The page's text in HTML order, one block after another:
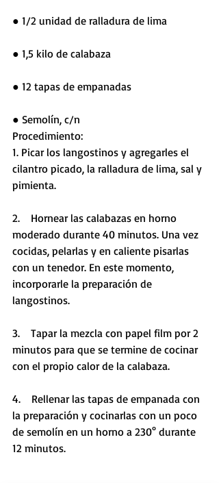
● 1/2 unidad de ralladura de lima
● 1,5 kilo de calabaza
● 12 tapas de empanadas
● Semolín, c/n
Procedimiento:
1. Picar los langostinos y agregarles el
cilantro picado, la ralladura de lima, sal y
pimienta.
2.    Hornear las calabazas en horno
moderado durante 40 minutos. Una vez
cocidas, pelarlas y en caliente pisarlas
con un tenedor. En este momento,
incorporarle la preparación de
langostinos.
3.    Tapar la mezcla con papel film por 2
minutos para que se termine de cocinar
con el propio calor de la calabaza.
4.    Rellenar las tapas de empanada con
la preparación y cocinarlas con un poco
de semolín en un horno a 230° durante
12 minutos.